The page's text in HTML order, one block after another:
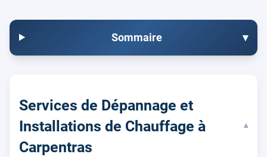
Sommaire ▾
Services de Dépannage et
Installations de Chauffage à
Carpentras
▾